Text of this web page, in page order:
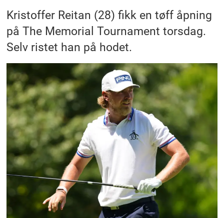
Kristoffer Reitan (28) fikk en tøff åpning
på The Memorial Tournament torsdag.
Selv ristet han på hodet.